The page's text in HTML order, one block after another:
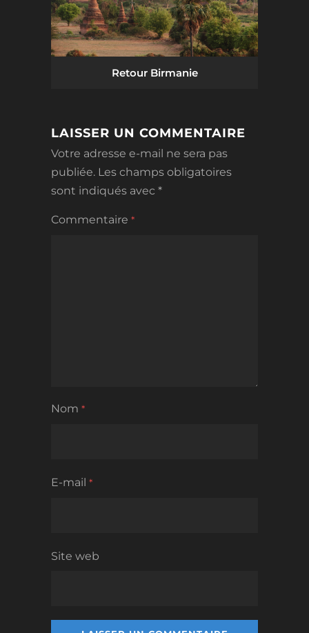
Retour Birmanie
LAISSER UN COMMENTAIRE
Votre adresse e-mail ne sera pas
publiée. Les champs obligatoires
sont indiqués avec *
Commentaire *
Nom *
E-mail *
Site web